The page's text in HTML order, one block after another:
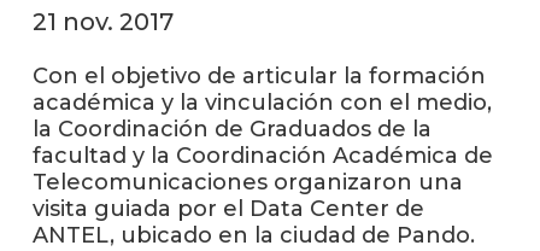
21 nov. 2017
Con el objetivo de articular la formación
académica y la vinculación con el medio,
la Coordinación de Graduados de la
facultad y la Coordinación Académica de
Telecomunicaciones organizaron una
visita guiada por el Data Center de
ANTEL, ubicado en la ciudad de Pando.